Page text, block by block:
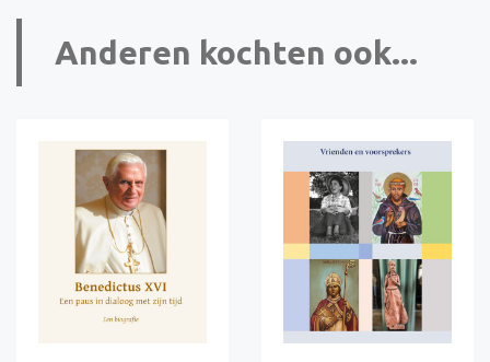
Anderen kochten ook...